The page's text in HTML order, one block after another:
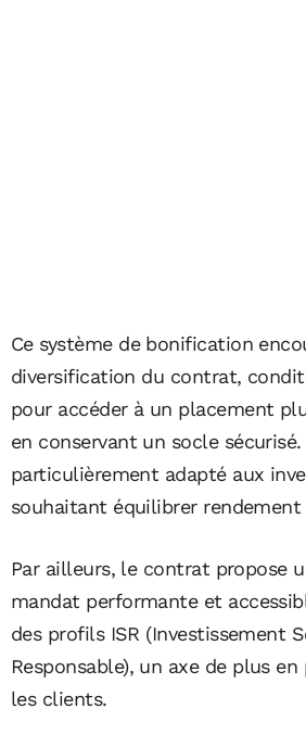
Ce système de bonification
diversification du contrat,
pour accéder à un placement
en conservant un socle
particulièrement adapté aux
souhaitant équilibrer rendement
Par ailleurs, le contrat propose
mandat performante et
des profils ISR (Investissement
Responsable), un axe de plus
les clients.